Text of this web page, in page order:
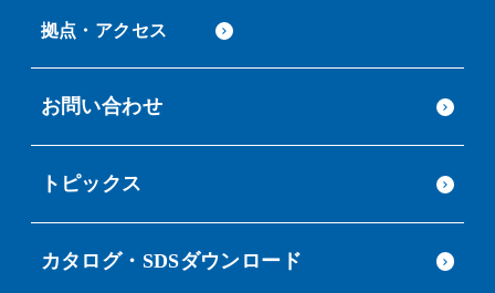
拠点・アクセス
お問い合わせ
トピックス
カタログ・SDSダウンロード